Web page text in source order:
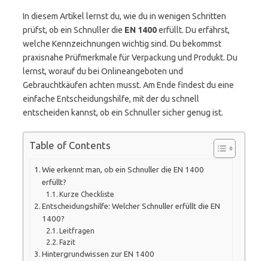
In diesem Artikel lernst du, wie du in wenigen Schritten
prüfst, ob ein Schnuller die EN 1400erfüllt. Du erfährst,
welche Kennzeichnungen wichtig sind. Du bekommst
praxisnahe Prüfmerkmale für Verpackung und Produkt. Du
lernst, worauf du bei Onlineangeboten und
Gebrauchtkäufen achten musst. Am Ende findest du eine
einfache Entscheidungshilfe, mit der du schnell
entscheiden kannst, ob ein Schnuller sicher genug ist.
Table of Contents
Wie erkennt man, ob ein Schnuller die EN 1400
erfüllt?
Kurze Checkliste
Entscheidungshilfe: Welcher Schnuller erfüllt die EN
1400?
Leitfragen
Fazit
Hintergrundwissen zur EN 1400